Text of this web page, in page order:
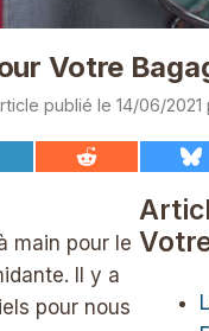
Votre
14/06/2021
Share
Reddit
main pour le
Il y a
pour nous